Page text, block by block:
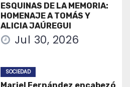
ESQUINAS DE LA MEMORIA:
HOMENAJE A TOMÁS Y
ALICIA JAÚREGUI
Jul 30, 2026
SOCIEDAD